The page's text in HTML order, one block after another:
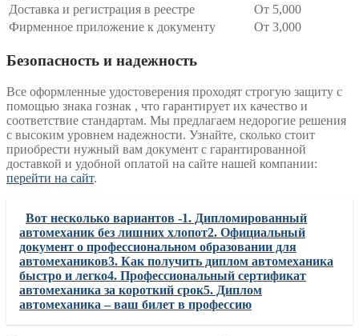
Доставка и регистрация в реестре
От 5,000
Фирменное приложение к документу
От 3,000
Безопасность и надежность
Все оформленные удостоверения проходят строгую защиту с
помощью знака гознак , что гарантирует их качество и
соответствие стандартам. Мы предлагаем недорогие решения
с высоким уровнем надежности. Узнайте, сколько стоит
приобрести нужный вам документ с гарантированной
доставкой и удобной оплатой на сайте нашей компании:
перейти на сайт.
Вот несколько вариантов -1. Дипломированный
автомеханик без лишних хлопот2. Официальный
документ о профессиональном образовании для
автомехаников3. Как получить диплом автомеханика
быстро и легко4. Профессиональный сертификат
автомеханика за короткий срок5. Диплом
автомеханика – ваш билет в профессию